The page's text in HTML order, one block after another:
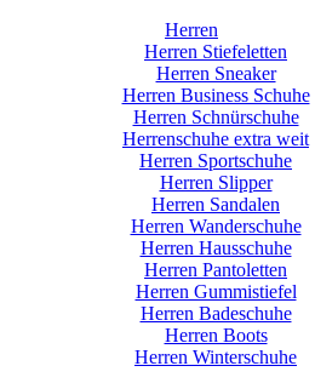
Herren
Herren Stiefeletten
Herren Sneaker
Herren Business Schuhe
Herren Schnürschuhe
Herrenschuhe extra weit
Herren Sportschuhe
Herren Slipper
Herren Sandalen
Herren Wanderschuhe
Herren Hausschuhe
Herren Pantoletten
Herren Gummistiefel
Herren Badeschuhe
Herren Boots
Herren Winterschuhe